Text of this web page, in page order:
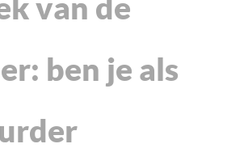
van de
ben je als